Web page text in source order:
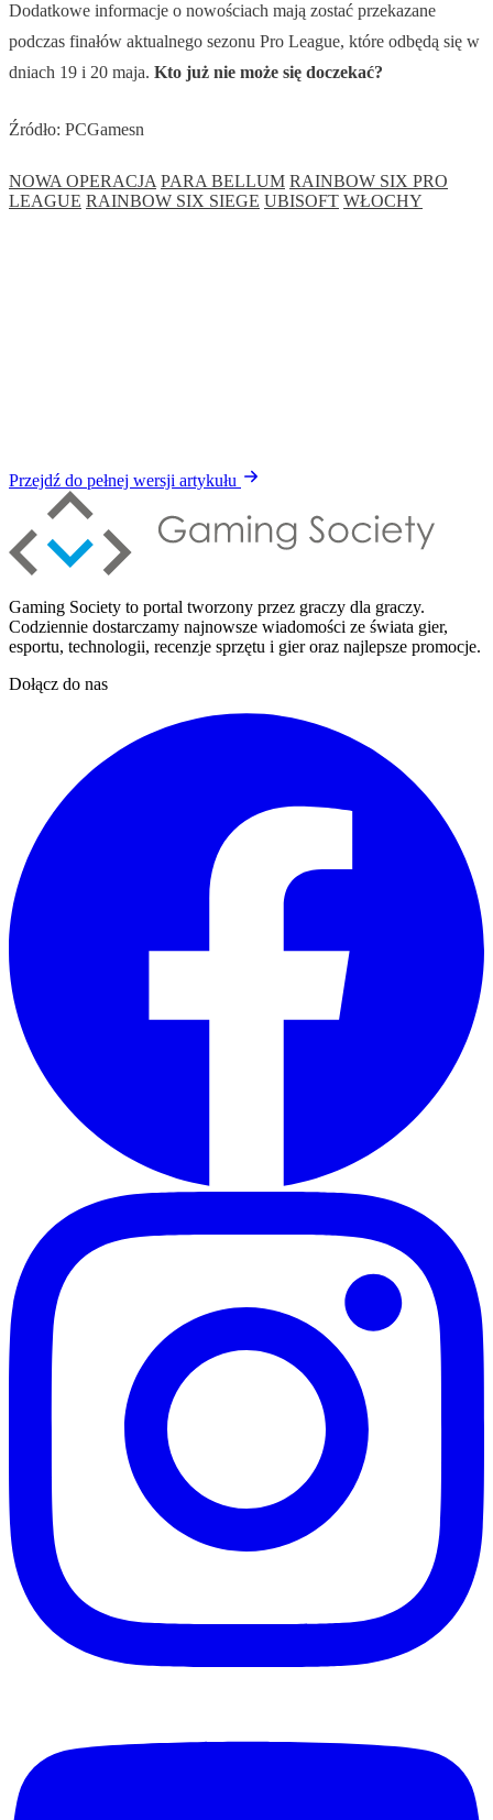
Dodatkowe informacje o nowościach mają zostać przekazane
podczas finałów aktualnego sezonu Pro League, które odbędą się w
dniach 19 i 20 maja. Kto już nie może się doczekać?
Źródło: PCGamesn
NOWA OPERACJA PARA BELLUM RAINBOW SIX PRO
LEAGUE RAINBOW SIX SIEGE UBISOFT WŁOCHY
Przejdź do pełnej wersji artykułu
Gaming Society to portal tworzony przez graczy dla graczy.
Codziennie dostarczamy najnowsze wiadomości ze świata gier,
esportu, technologii, recenzje sprzętu i gier oraz najlepsze promocje.
Dołącz do nas